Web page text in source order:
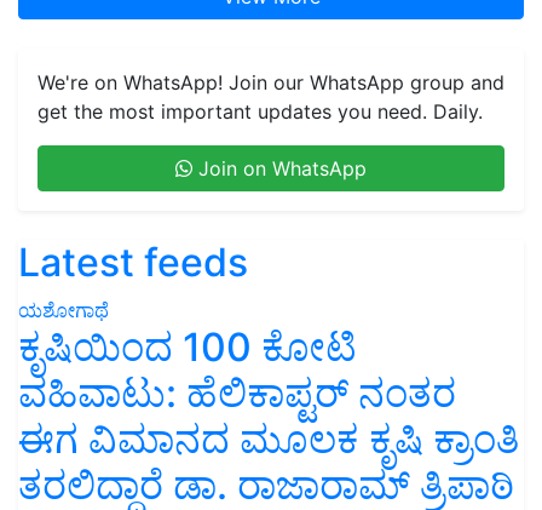
We're on WhatsApp! Join our WhatsApp group and
get the most important updates you need. Daily.
Join on WhatsApp
Latest feeds
ಯಶೋಗಾಥೆ
ಕೃಷಿಯಿಂದ 100 ಕೋಟಿ
ವಹಿವಾಟು: ಹೆಲಿಕಾಪ್ಟರ್ ನಂತರ
ಈಗ ವಿಮಾನದ ಮೂಲಕ ಕೃಷಿ ಕ್ರಾಂತಿ
ತರಲಿದ್ದಾರೆ ಡಾ. ರಾಜಾರಾಮ್ ತ್ರಿಪಾಠಿ